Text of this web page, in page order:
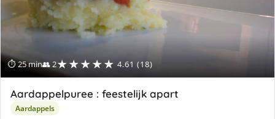
⏱ 25 min👥 2★★★★★ 4.61 (18)
Aardappelpuree : feestelijk apart
Aardappels